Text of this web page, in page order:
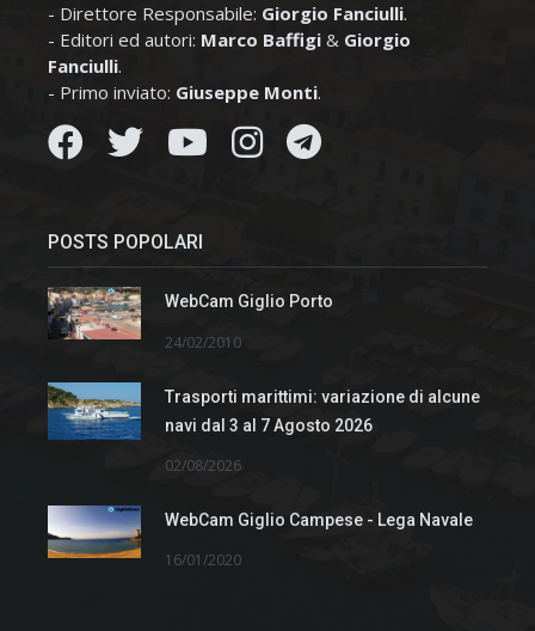
- Direttore Responsabile: Giorgio Fanciulli.
- Editori ed autori: Marco Baffigi & Giorgio
Fanciulli.
- Primo inviato: Giuseppe Monti.
POSTS POPOLARI
WebCam Giglio Porto
24/02/2010
Trasporti marittimi: variazione di alcune
navi dal 3 al 7 Agosto 2026
02/08/2026
WebCam Giglio Campese - Lega Navale
16/01/2020